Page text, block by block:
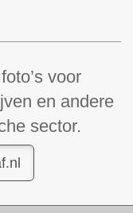
voor
en andere
sector.